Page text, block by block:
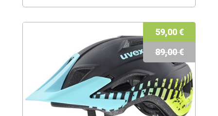
59,00 €
89,00 €